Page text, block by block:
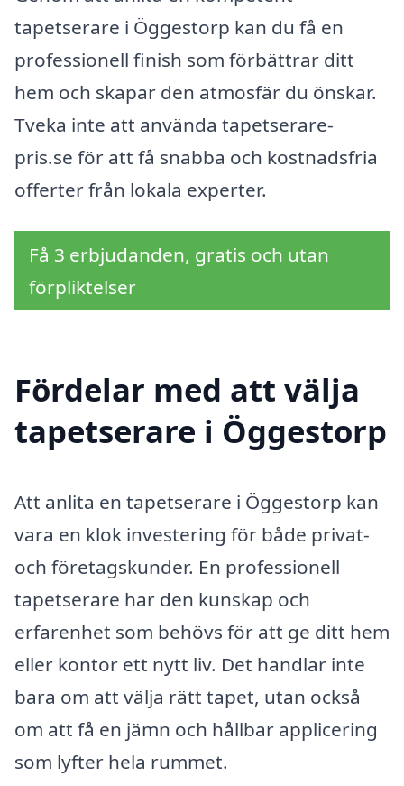
tapetserare i Öggestorp kan du få en
professionell finish som förbättrar ditt
hem och skapar den atmosfär du önskar.
Tveka inte att använda tapetserare-
pris.se för att få snabba och kostnadsfria
offerter från lokala experter.
Få 3 erbjudanden, gratis och utan
förpliktelser
Fördelar med att välja
tapetserare i Öggestorp
Att anlita en tapetserare i Öggestorp kan
vara en klok investering för både privat-
och företagskunder. En professionell
tapetserare har den kunskap och
erfarenhet som behövs för att ge ditt hem
eller kontor ett nytt liv. Det handlar inte
bara om att välja rätt tapet, utan också
om att få en jämn och hållbar applicering
som lyfter hela rummet.